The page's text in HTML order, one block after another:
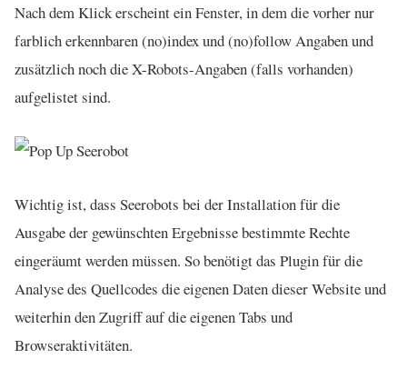
Nach dem Klick erscheint ein Fenster, in dem die vorher nur
farblich erkennbaren (no)index und (no)follow Angaben und
zusätzlich noch die X-Robots-Angaben (falls vorhanden)
aufgelistet sind.
Wichtig ist, dass Seerobots bei der Installation für die
Ausgabe der gewünschten Ergebnisse bestimmte Rechte
eingeräumt werden müssen. So benötigt das Plugin für die
Analyse des Quellcodes die eigenen Daten dieser Website und
weiterhin den Zugriff auf die eigenen Tabs und
Browseraktivitäten.